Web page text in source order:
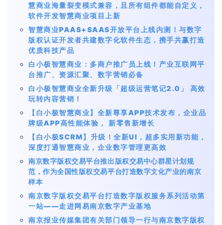
慧商业海量裂变模式兼容，且所有组件都能自定义，
软件开发智慧商业项目上新
智慧商业PAAS+SAAS开放平台上线内测！与数字
版权认证开发者共建数字化软件生态，携手共赢打造
优质科技产品
白小极智慧商业：多商户推广员上线！产业互联网平
台推广、资源汇聚、数字营销必备
白小极智慧商业全新升级「超级运营笔记2.0」 高效
玩转内容营销！
【白小极智慧商业】全新尊享APP技术发布，企业品
牌级APP高性能体验， 新零售新增长
【白小极SCRM】升级！全新UI，超多实用新功能，
深度打通智慧商业，企业数字管理更高效
南京数字版权交易平台推出版权交易中心群星计划规
范，作为全国性版权交易平台打造数字文化产业的南京
样本
南京数字版权交易平台打造数字版权服务系列活动第
一站——走进网易南京数字产业基地
南京报业传媒集团有关部门领导一行与南京数字版权